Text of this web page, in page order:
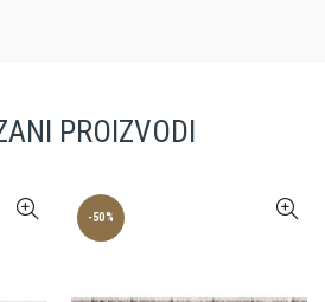
PROIZVODI
-50%